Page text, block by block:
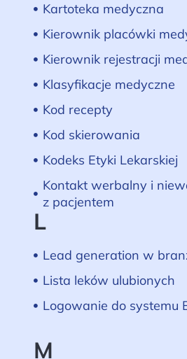
Kartoteka medyczna
Kierownik placówki
Kierownik rejestracji
Klasyfikacje medyczne
Kod recepty
Kod skierowania
Kodeks Etyki Lekarskiej
Kontakt werbalny i
z pacjentem
L
Lead generation w
Lista leków ulubionych
Logowanie do systemu
M